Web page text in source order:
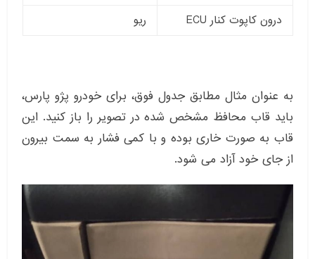
درون کاپوت کنار ECU
ریو
به عنوان مثال مطابق جدول فوق، برای خودرو پژو پارس،
باید قاب محافظ مشخص شده در تصویر را باز کنید. این
قاب به صورت خاری بوده و با کمی فشار به سمت بیرون
از جای خود آزاد می شود.